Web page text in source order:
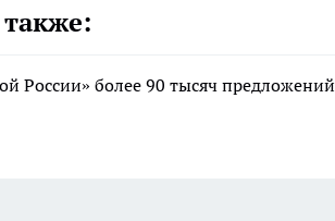
России» более 90 тысяч предложений